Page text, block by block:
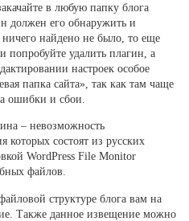
в любую папку блога
должен его обнаружить и
найдено не было, то еще
попробуйте удалить плагин, а
настроек особое
папка сайта», так как там чаще
ошибки и сбои.
– невозможность
которых состоят из русских
WordPress File Monitor
файлов.
структуре блога вам на
Также данное извещение можно